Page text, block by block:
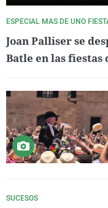
ESPECIAL MAS DE UNO
Joan Palliser se
Batle en las fiestas
SUCESOS